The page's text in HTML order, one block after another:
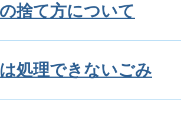
捨て方について
処理できないごみ